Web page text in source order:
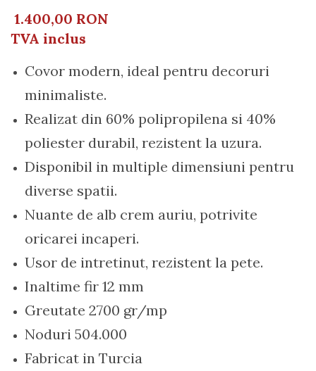
1.400,00 RON
TVA inclus
Covor modern, ideal pentru decoruri
minimaliste.
Realizat din 60% polipropilena si 40%
poliester durabil, rezistent la uzura.
Disponibil in multiple dimensiuni pentru
diverse spatii.
Nuante de alb crem auriu, potrivite
oricarei incaperi.
Usor de intretinut, rezistent la pete.
Inaltime fir 12 mm
Greutate 2700 gr/mp
Noduri 504.000
Fabricat in Turcia